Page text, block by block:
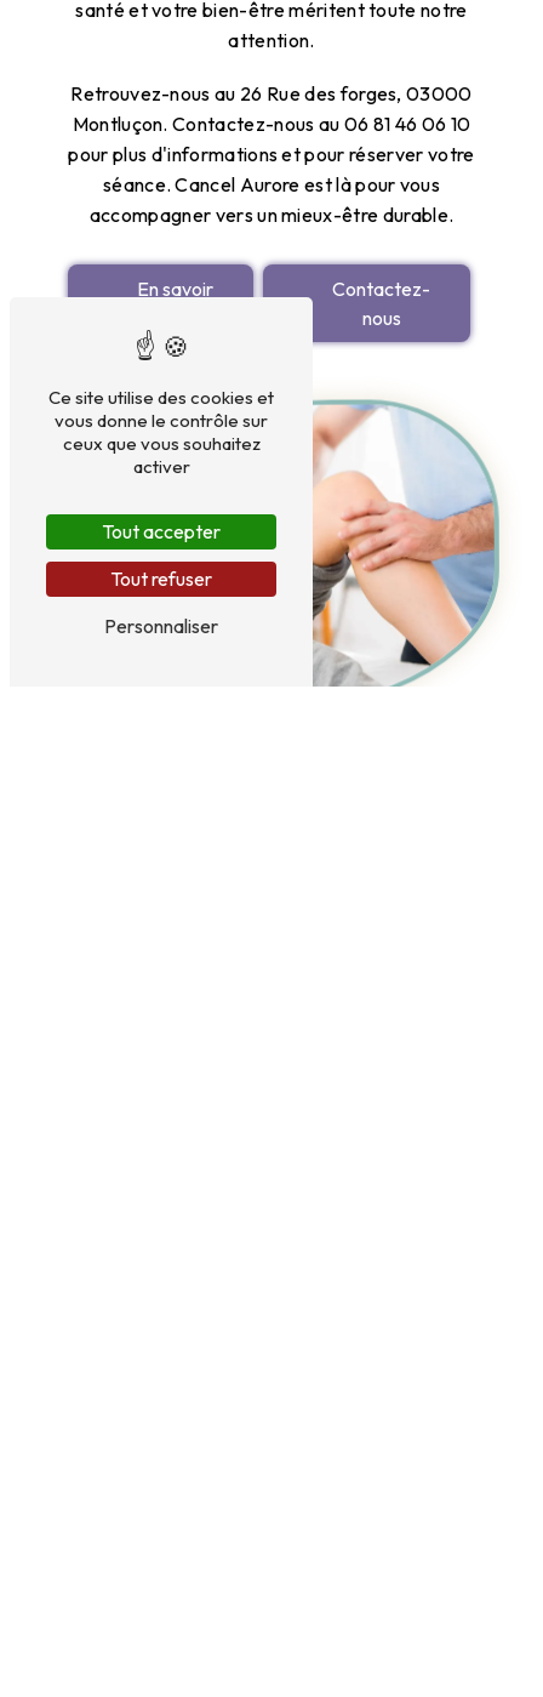
santé et votre bien-être méritent toute notre
attention.
Retrouvez-nous au 26 Rue des forges, 03000
Montluçon. Contactez-nous au 06 81 46 06 10
pour plus d'informations et pour réserver votre
séance. Cancel Aurore est là pour vous
accompagner vers un mieux-être durable.
En savoir
Contactez-
nous
Ce site utilise des cookies et
vous donne le contrôle sur
ceux que vous souhaitez
activer
Tout accepter
Tout refuser
Personnaliser